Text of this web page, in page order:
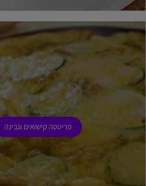
פריטטה קישואים וגבינה